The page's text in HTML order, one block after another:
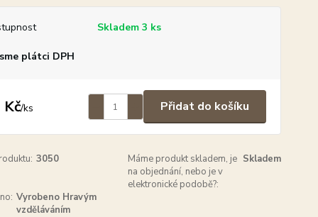
Skladem 3 ks
plátci DPH
Kč/ks Přidat do košíku
3050
Máme produkt skladem, je
na objednání, nebo je v
elektronické podobě?:
Skladem
Vyrobeno Hravým
vzděláváním